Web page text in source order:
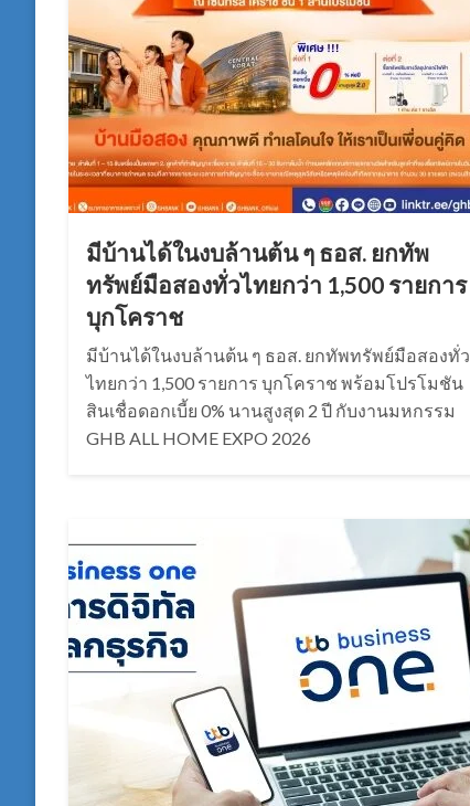
มีบ้านได้ในงบล้านต้น ๆ ธอส. ยกทัพ
ทรัพย์มือสองทั่วไทยกว่า 1,500 รายการ
บุกโคราช
มีบ้านได้ในงบล้านต้น ๆ ธอส. ยกทัพทรัพย์มือสองทั่ว
ไทยกว่า 1,500 รายการ บุกโคราช พร้อมโปรโมชัน
สินเชื่อดอกเบี้ย 0% นานสูงสุด 2 ปี กับงานมหกรรม
GHB ALL HOME EXPO 2026